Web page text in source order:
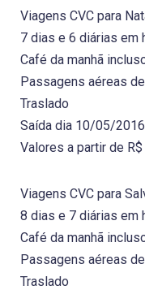
Viagens CVC para
7 dias e 6 diárias em
Café da manhã
Passagens aéreas
Traslado
Saída dia 10/05/2016
Valores a partir de
Viagens CVC para
8 dias e 7 diárias em
Café da manhã
Passagens aéreas
Traslado